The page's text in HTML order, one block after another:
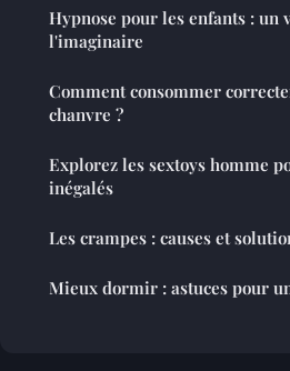
Hypnose pour les enfants : un
l'imaginaire
Comment consommer
chanvre ?
Explorez les sextoys homme
inégalés
Les crampes : causes et
Mieux dormir : astuces pour